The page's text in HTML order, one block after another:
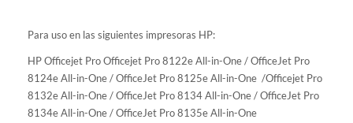
Para uso en las siguientes impresoras HP:
HP Officejet ProOfficejet Pro 8122e All-in-One /OfficeJet Pro
8124e All-in-One /OfficeJet Pro 8125e All-in-One /Officejet Pro
8132e All-in-One /OfficeJet Pro 8134 All-in-One /OfficeJet Pro
8134e All-in-One /OfficeJet Pro 8135e All-in-One